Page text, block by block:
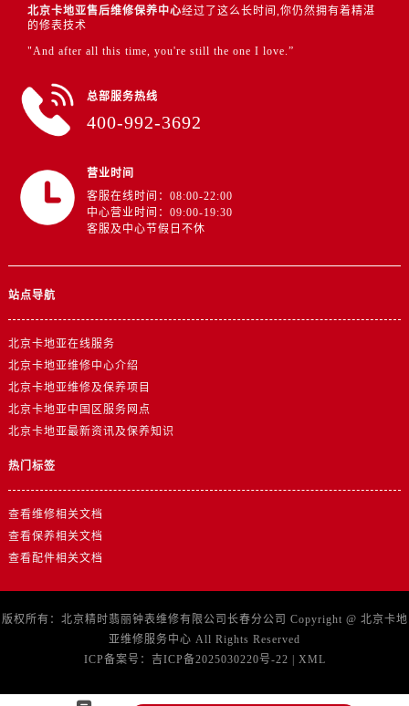
北京卡地亚售后维修保养中心经过了这么长时间,你仍然拥有着精湛
的修表技术
"And after all this time, you're still the one I love.”
总部服务热线
400-992-3692
营业时间
客服在线时间：08:00-22:00
中心营业时间：09:00-19:30
客服及中心节假日不休
站点导航
北京卡地亚在线服务
北京卡地亚维修中心介绍
北京卡地亚维修及保养项目
北京卡地亚中国区服务网点
北京卡地亚最新资讯及保养知识
热门标签
查看维修相关文档
查看保养相关文档
查看配件相关文档
版权所有：北京精时翡丽钟表维修有限公司长春分公司 Copyright @ 北京卡地
亚维修服务中心 All Rights Reserved
ICP备案号： 吉ICP备2025030220号-22 | XML